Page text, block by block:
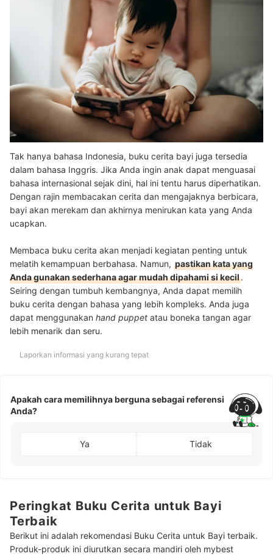
Tak hanya bahasa Indonesia, buku cerita bayi juga tersedia
dalam bahasa Inggris. Jika Anda ingin anak dapat menguasai
bahasa internasional sejak dini, hal ini tentu harus diperhatikan.
Dengan rajin membacakan cerita dan mengajaknya berbicara,
bayi akan merekam dan akhirnya menirukan kata yang Anda
ucapkan.
Membaca buku cerita akan menjadi kegiatan penting untuk
melatih kemampuan berbahasa. Namun, pastikan kata yang
Anda gunakan sederhana agar mudah dipahami si kecil.
Seiring dengan tumbuh kembangnya, Anda dapat memilih
buku cerita dengan bahasa yang lebih kompleks. Anda juga
dapat menggunakan hand puppet atau boneka tangan agar
lebih menarik dan seru.
Laporkan informasi yang kurang tepat
Apakah cara memilihnya berguna sebagai referensi
Anda?
Ya Tidak
Peringkat Buku Cerita untuk Bayi
Terbaik
Berikut ini adalah rekomendasi Buku Cerita untuk Bayi terbaik.
Produk-produk ini diurutkan secara mandiri oleh mybest